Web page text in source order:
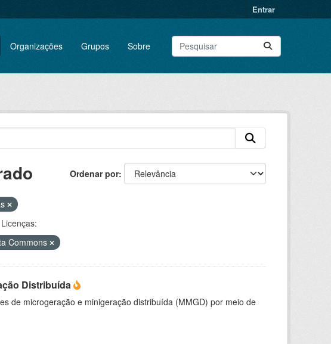
Entrar
Organizações Grupos Sobre
Ordenar por
Licenças:
Commons
Distribuída
de microgeração e minigeração distribuída (MMGD) por meio de